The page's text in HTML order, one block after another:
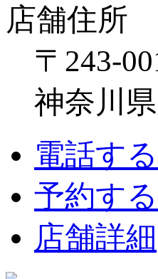
店舗住所
〒243-
神奈川
電話する
予約する
店舗詳細